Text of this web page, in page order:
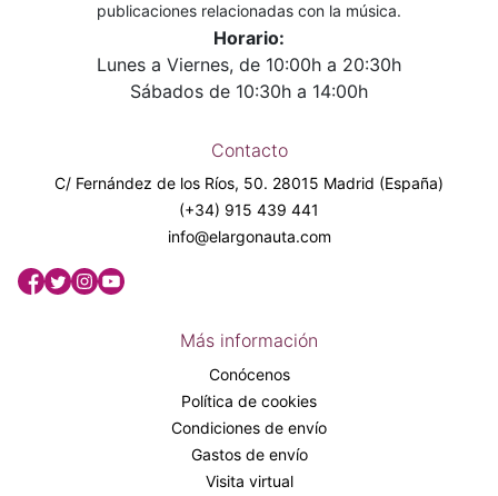
publicaciones relacionadas con la música.
Horario:
Lunes a Viernes, de 10:00h a 20:30h
Sábados de 10:30h a 14:00h
Contacto
C/ Fernández de los Ríos, 50. 28015 Madrid (España)
(+34) 915 439 441
info@elargonauta.com
Más información
Conócenos
Política de cookies
Condiciones de envío
Gastos de envío
Visita virtual